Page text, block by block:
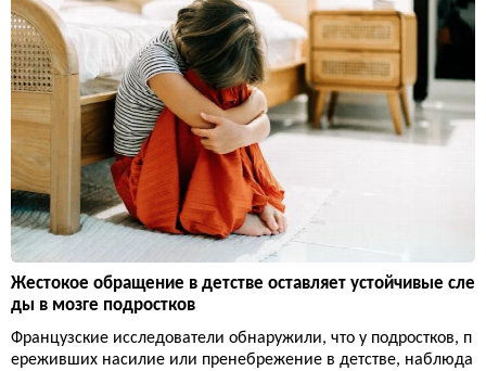
Жестокое обращение в детстве оставляет устойчивые сле
ды в мозге подростков
Французские исследователи обнаружили, что у подростков, п
ереживших насилие или пренебрежение в детстве, наблюда